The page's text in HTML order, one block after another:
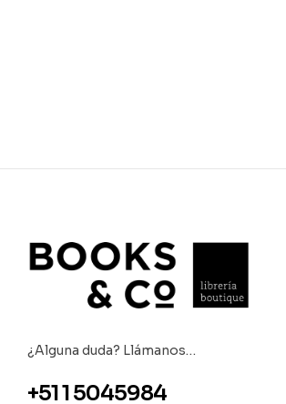
¿Alguna duda? Llámanos…
+51 1 5045984